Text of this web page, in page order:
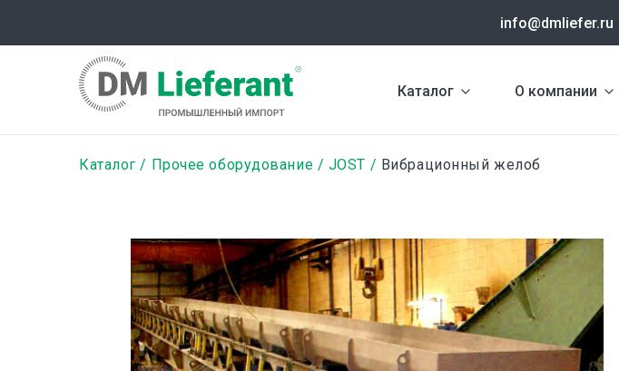
содержанию
info@dmliefer.ru
Каталог О компании
Строка
Каталог Прочее оборудование JOST Вибрационный желоб